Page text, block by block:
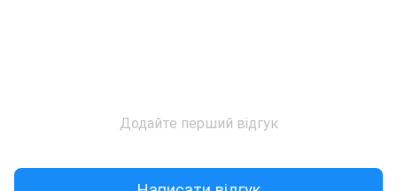
Додайте перший відгук